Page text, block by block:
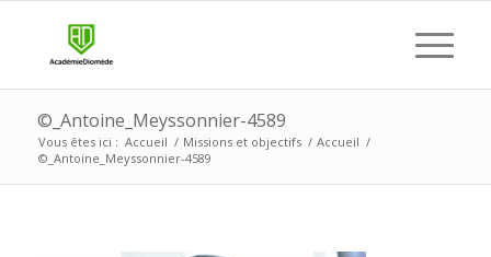
©_Antoine_Meyssonnier-4589
Vous êtes ici : Accueil / Missions et objectifs / Accueil /
©_Antoine_Meyssonnier-4589